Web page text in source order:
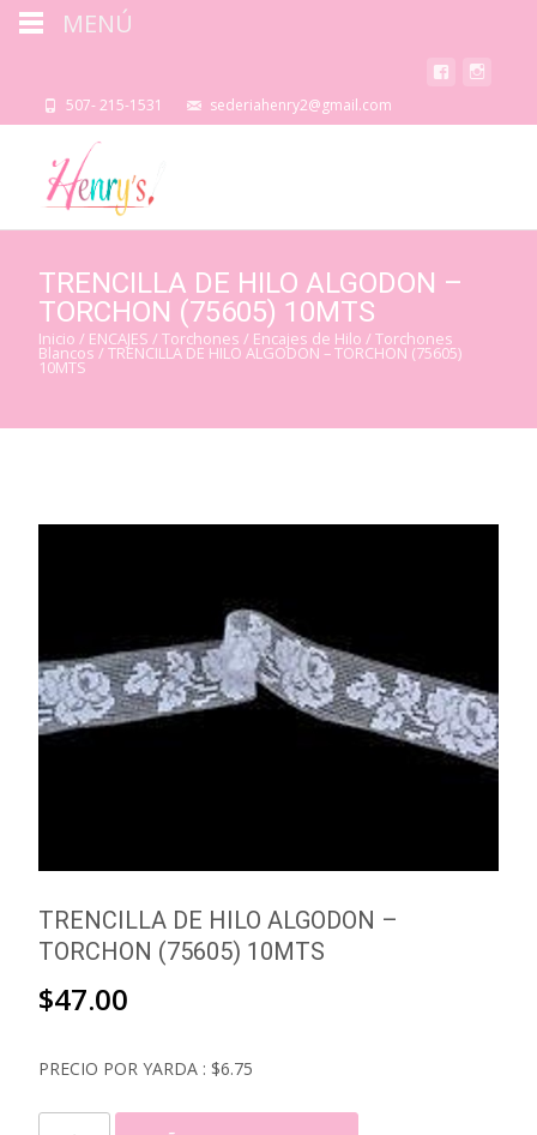
507- 215-1531 sederiahenry2@gmail.com
TRENCILLA DE HILO ALGODON –
TORCHON (75605) 10MTS
Inicio / ENCAJES /Torchones / Encajes de Hilo /Torchones
Blancos / TRENCILLA DE HILO ALGODON – TORCHON (75605)
10MTS
TRENCILLA DE HILO ALGODON –
TORCHON (75605) 10MTS
$47.00
PRECIO POR YARDA : $6.75
MENÚ